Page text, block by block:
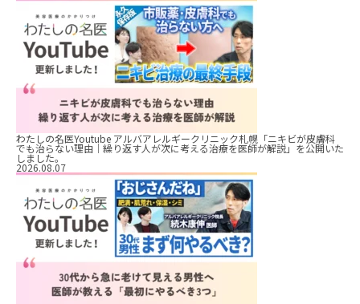
わたしの名医Youtube アルバアレルギークリニック札幌「ニキビが皮膚科
でも治らない理由｜繰り返す人が次に考える治療を医師が解説」を公開いた
しました。
2026.08.07